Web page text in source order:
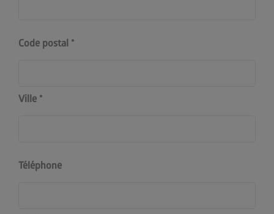
Code postal
Ville
Téléphone